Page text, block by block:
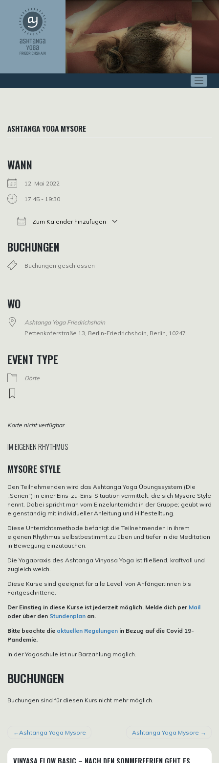
springen
ASHTANGA YOGA MYSORE
WANN
12. Mai 2022
17:45 - 19:30
Zum Kalender hinzufügen
BUCHUNGEN
Buchungen geschlossen
WO
Ashtanga Yoga Friedrichshain
Pettenkoferstraße 13, Berlin-Friedrichshain, Berlin, 10247
EVENT TYPE
Dörte
Karte nicht verfügbar
IM EIGENEN RHYTHMUS
MYSORE STYLE
Den Teilnehmenden wird das Ashtanga Yoga Übungssystem (Die
„Serien“) in einer Eins-zu-Eins-Situation vermittelt, die sich Mysore Style
nennt. Dabei spricht man vom Einzelunterricht in der Gruppe; geübt wird
eigenständig mit individueller Anleitung und Hilfestelltung.
Diese Unterrichtsmethode befähigt die Teilnehmenden in ihrem
eigenen Rhythmus selbstbestimmt zu üben und tiefer in die Meditation
in Bewegung einzutauchen.
Die Yogapraxis des Ashtanga Vinyasa Yoga ist fließend, kraftvoll und
zugleich weich.
Diese Kurse sind geeignet für alle Level von Anfänger:innen bis
Fortgeschrittene.
Der Einstieg in diese Kurse ist jederzeit möglich. Melde dich per Mail
oder über den Stundenplan an.
Bitte beachte die aktuellen Regelungen in Bezug auf die Covid 19-
Pandemie.
In der Yogaschule ist nur Barzahlung möglich.
BUCHUNGEN
Buchungen sind für diesen Kurs nicht mehr möglich.
BEITRAGSNAVIGATION
Ashtanga Yoga Mysore Ashtanga Yoga Mysore
VINYASA FLOW BASIC – NACH DEN SOMMERFERIEN GEHT ES